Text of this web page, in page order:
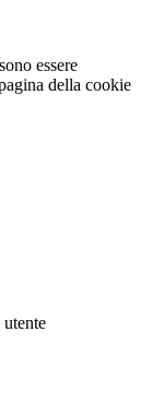
essere
della cookie